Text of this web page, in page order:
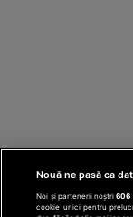
Nouă ne pasă ca
Noi și partenerii noștri606
cookie unici pentru